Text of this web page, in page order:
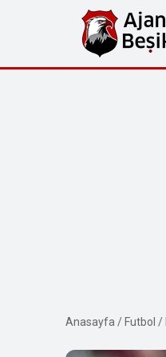
Anasayfa / Futbol /